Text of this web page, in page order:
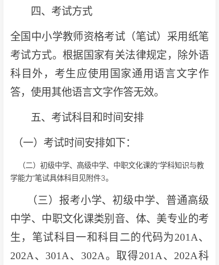
四、考试方式
全国中小学教师资格考试（笔试）采用纸笔
考试方式。根据国家有关法律规定，除外语
科目外，考生应使用国家通用语言文字作
答，使用其他语言文字作答无效。
五、考试科目和时间安排
（一）考试时间安排如下：
（二）初级中学、高级中学、中职文化课的“学科知识与教
学能力”笔试具体科目见附件3。
（三）报考小学、初级中学、普通高级
中学、中职文化课类别音、体、美专业的考
生，笔试科目一和科目二的代码为201A、
202A、301A、302A。取得201A、202A科